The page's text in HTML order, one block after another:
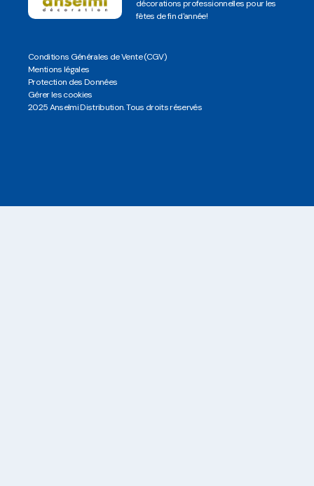
décorations professionnelles pour les
fêtes de fin d'année!
Conditions Générales de Vente (CGV)
Mentions légales
Protection des Données
Gérer les cookies
2025 Anselmi Distribution. Tous droits réservés